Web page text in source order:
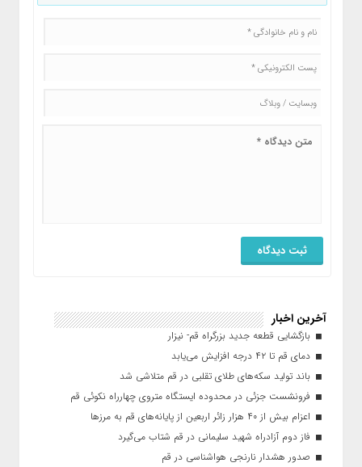
آخرین اخبار
بازگشایی قطعه جدید بزرگراه قم- نیزار
دمای قم تا ۴۲ درجه افزایش می‌یابد
باند تولید سکه‌های طلای تقلبی در قم متلاشی شد
فرونشست جزئی در محدوده ایستگاه متروی چهارراه نکوئی قم
اعزام بیش از ۴۰ هزار زائر اربعین از پایانه‌های قم به مرزها
فاز دوم آزادراه شهید سلیمانی در قم شتاب می‌گیرد
صدور هشدار نارنجی هواشناسی در قم